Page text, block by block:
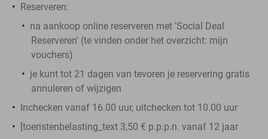
Reserveren:
na aankoop online reserveren met 'Social Deal
Reserveren' (te vinden onder het overzicht: mijn
vouchers)
je kunt tot 21 dagen van tevoren je reservering gratis
annuleren of wijzigen
Inchecken vanaf 16.00 uur, uitchecken tot 10.00 uur
[toeristenbelasting_text 3,50 € p.p.p.n. vanaf 12 jaar